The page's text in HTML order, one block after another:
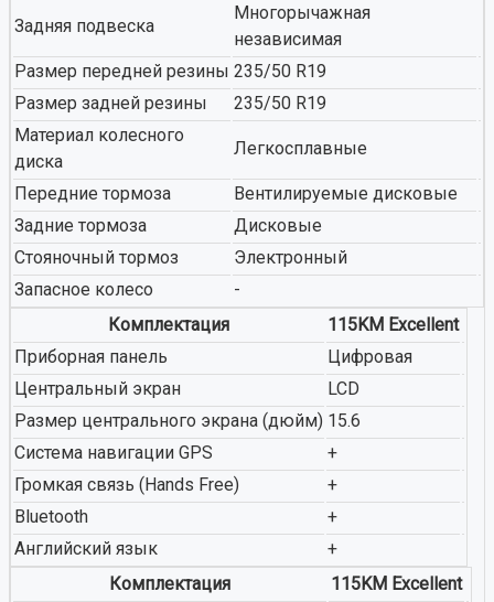
Задняя подвеска
Многорычажная
независимая
Размер передней резины 235/50 R19
Размер задней резины
235/50 R19
Материал колесного
диска
Легкосплавные
Передние тормоза
Вентилируемые дисковые
Задние тормоза
Дисковые
Стояночный тормоз
Электронный
Запасное колесо
-
Комплектация
115KM Excellent
Приборная панель
Цифровая
Центральный экран
LCD
Размер центрального экрана (дюйм) 15.6
Система навигации GPS
+
Громкая связь (Hands Free)
+
Bluetooth
+
Английский язык
+
Комплектация
115KM Excellent